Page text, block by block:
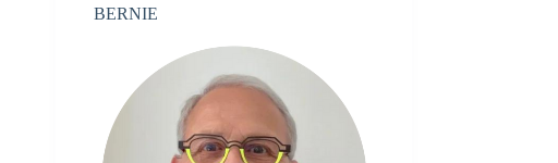
BERNIE